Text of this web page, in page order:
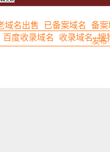
域名出售 已备案域名
备
百度收录域名 收录域名 搜
发布